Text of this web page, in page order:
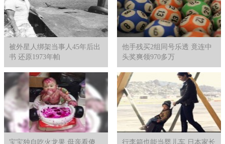
被外星人绑架当事人45年后出
书 还原1973年帕
他手残买2组同号乐透 竟连中
头奖爽领970多万
宝宝独自吃火龙果 母亲看傻 行李箱也能当婴儿车 日本家长